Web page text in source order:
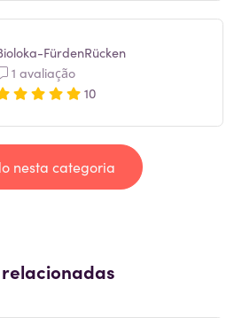
FürdenRücken
1 avaliação
10
nesta categoria